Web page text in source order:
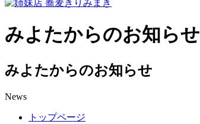
みよたからのお知らせ
みよたからのお知らせ
News
トップページ